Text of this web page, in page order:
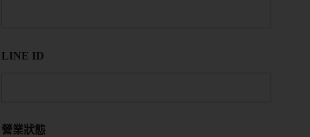
LINE ID
營業狀態